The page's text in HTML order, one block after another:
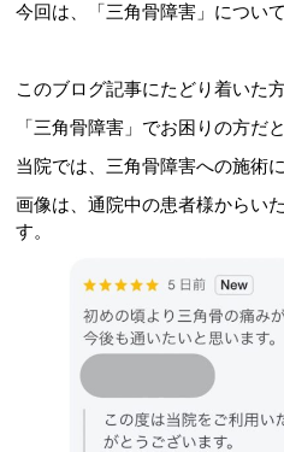
今回は、「三角骨障害」につい
このブログ記事にたどり着いた方
「三角骨障害」でお困りの方だ
当院では、三角骨障害への施術
画像は、通院中の患者様からい
す。